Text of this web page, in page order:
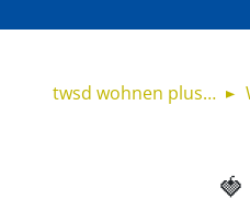
twsd wohnen plus…